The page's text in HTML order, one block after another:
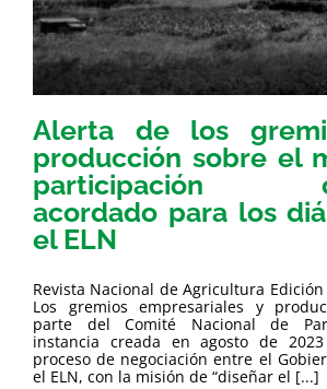
Alerta de los
producción sobre el
participación
acordado para los
el ELN
Revista Nacional de Agricultura
Los gremios empresariales y
parte del Comité Nacional de
instancia creada en agosto de
proceso de negociación entre el
el ELN, con la misión de “diseñar el [...]